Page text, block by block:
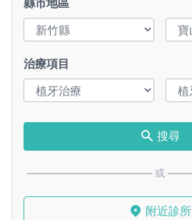
縣市地區
治療項目
搜尋
或
附近診所